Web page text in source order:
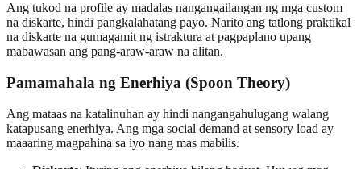
Ang tukod na profile ay madalas nangangailangan ng mga custom
na diskarte, hindi pangkalahatang payo. Narito ang tatlong praktikal
na diskarte na gumagamit ng istraktura at pagpaplano upang
mabawasan ang pang-araw-araw na alitan.
Pamamahala ng Enerhiya (Spoon Theory)
Ang mataas na katalinuhan ay hindi nangangahulugang walang
katapusang enerhiya. Ang mga social demand at sensory load ay
maaaring magpahina sa iyo nang mas mabilis.